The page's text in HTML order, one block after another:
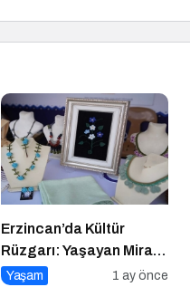
Erzincan’da Kültür
Rüzgarı: Yaşayan Miras
Şöleni Şehre İz Bıraktı
Yaşam 1 ay önce